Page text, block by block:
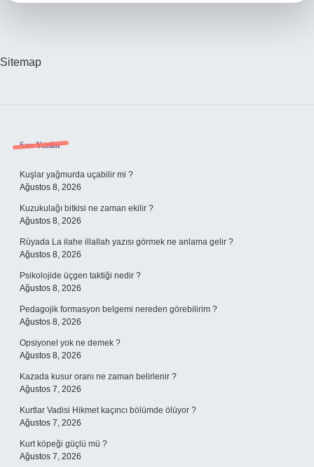
Sitemap
Sidebar
Son Yazılar
Kuşlar yağmurda uçabilir mi ?
Ağustos 8, 2026
Kuzukulağı bitkisi ne zaman ekilir ?
Ağustos 8, 2026
Rüyada La ilahe illallah yazısı görmek ne anlama gelir ?
Ağustos 8, 2026
Psikolojide üçgen taktiği nedir ?
Ağustos 8, 2026
Pedagojik formasyon belgemi nereden görebilirim ?
Ağustos 8, 2026
Opsiyonel yok ne demek ?
Ağustos 8, 2026
Kazada kusur oranı ne zaman belirlenir ?
Ağustos 7, 2026
Kurtlar Vadisi Hikmet kaçıncı bölümde ölüyor ?
Ağustos 7, 2026
Kurt köpeği güçlü mü ?
Ağustos 7, 2026